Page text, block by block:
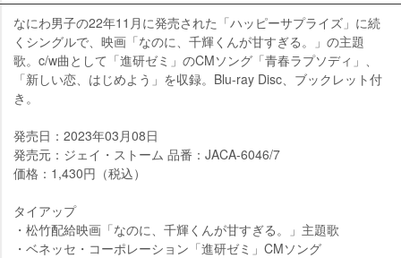
なにわ男子の22年11月に発売された「ハッピーサプライズ」に続
くシングルで、映画「なのに、千輝くんが甘すぎる。」の主題
歌。c/w曲として「進研ゼミ」のCMソング「青春ラプソディ」、
「新しい恋、はじめよう」を収録。Blu-ray Disc、ブックレット付
き。
発売日：2023年03月08日
発売元：ジェイ・ストーム 品番：JACA-6046/7
価格：1,430円（税込）
タイアップ
・松竹配給映画「なのに、千輝くんが甘すぎる。」主題歌
・ベネッセ・コーポレーション「進研ゼミ」CMソング